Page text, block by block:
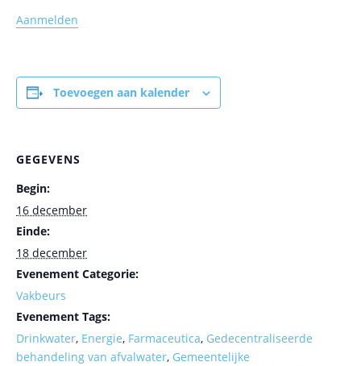
Aanmelden
Toevoegen aan kalender
GEGEVENS
Begin:
16 december
Einde:
18 december
Evenement Categorie:
Vakbeurs
Evenement Tags:
Drinkwater, Energie, Farmaceutica, Gedecentraliseerde
behandeling van afvalwater, Gemeentelijke